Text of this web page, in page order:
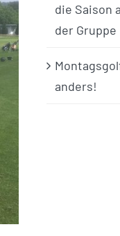
die Saison
der Gruppe
anders!